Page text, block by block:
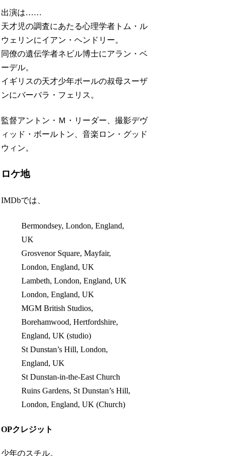
出演は……
天才児の調査にあたる心理学者トム・ル
ウェリンにイアン・ヘンドリー。
同僚の遺伝学者ネビル博士にアラン・ベ
ーデル。
イギリスの天才少年ポールの叔母スーザ
ンにバーバラ・フェリス。
監督アントン・Ｍ・リーダー、撮影デヴ
ィッド・ボールトン、音楽ロン・グッド
ウィン。
ロケ地
IMDbでは、
Bermondsey, London, England,
UK
Grosvenor Square, Mayfair,
London, England, UK
Lambeth, London, England, UK
London, England, UK
MGM British Studios,
Borehamwood, Hertfordshire,
England, UK (studio)
St Dunstan’s Hill, London,
England, UK
St Dunstan-in-the-East Church
Ruins Gardens, St Dunstan’s Hill,
London, England, UK (Church)
OPクレジット
少年のスチル。